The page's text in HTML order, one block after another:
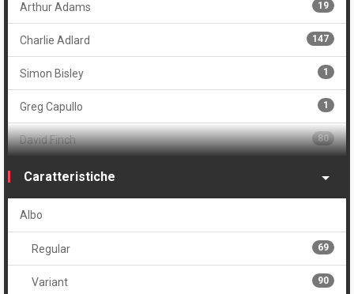
Arthur Adams 19
Charlie Adlard 147
Simon Bisley 1
Greg Capullo 1
David Finch 80
James Harren
159
1
Caratteristiche
Albo
Regular 69
Variant 90